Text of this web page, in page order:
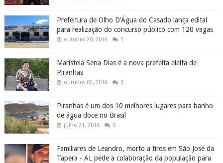
Prefeitura de Olho D'Água do Casado lança edital
para realização do concurso público com 120 vagas
outubro 20, 2016 5
Maristela Sena Dias é a nova prefeita eleita de
Piranhas
outubro 02, 2016 0
Piranhas é um dos 10 melhores lugares para banho
de água doce no Brasil
julho 21, 2016 0
Familiares de Leandro, morto a tiros em São José da
Tapera - AL pede a colaboração da população para